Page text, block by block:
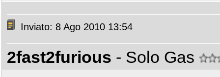
Inviato: 8 Ago 2010 13:54
2fast2furious - Solo Gas